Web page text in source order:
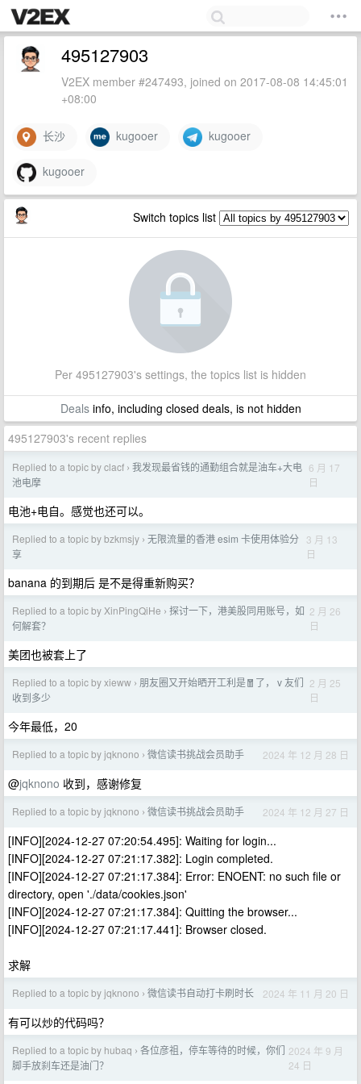
495127903
V2EX member #247493, joined on 2017-08-08 14:45:01
+08:00
长沙 kugooer kugooer
kugooer
Switch topics list
Per 495127903's settings, the topics list is hidden
Dealsinfo, including closed deals, is not hidden
495127903's recent replies
Replied to a topic by clacf › 我发现最省钱的通勤组合就是油车+大电
池电摩
6 月 17
日
电池+电自。感觉也还可以。
Replied to a topic by bzkmsjy › 无限流量的香港 esim 卡使用体验分
享
3 月 13
日
banana 的到期后 是不是得重新购买？
Replied to a topic by XinPingQiHe › 探讨一下，港美股同用账号，如
何解套？
2 月 26
日
美团也被套上了
Replied to a topic by xieww › 朋友圈又开始晒开工利是🧧了， v 友们
收到多少
2 月 25
日
今年最低，20
Replied to a topic by jqknono › 微信读书挑战会员助手 2024 年 12 月 28 日
@jqknono 收到，感谢修复
Replied to a topic by jqknono › 微信读书挑战会员助手 2024 年 12 月 27 日
[INFO][2024-12-27 07:20:54.495]: Waiting for login...
[INFO][2024-12-27 07:21:17.382]: Login completed.
[INFO][2024-12-27 07:21:17.384]: Error: ENOENT: no such file or
directory, open './data/cookies.json'
[INFO][2024-12-27 07:21:17.384]: Quitting the browser...
[INFO][2024-12-27 07:21:17.441]: Browser closed.
求解
Replied to a topic by jqknono › 微信读书自动打卡刷时长 2024 年 11 月 20 日
有可以炒的代码吗？
Replied to a topic by hubaq › 各位彦祖，停车等待的时候，你们
脚手放刹车还是油门？
2024 年 9 月
24 日